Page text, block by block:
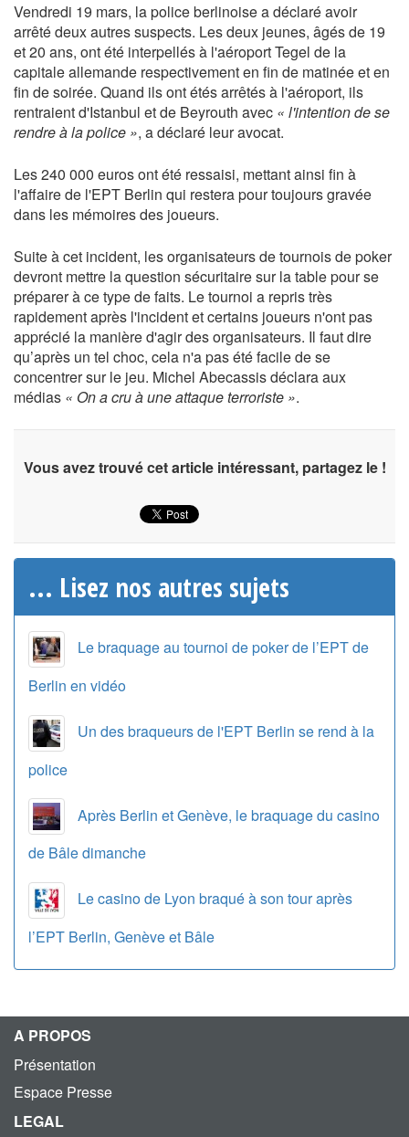
Vendredi 19 mars, la police berlinoise a déclaré avoir
arrêté deux autres suspects. Les deux jeunes, âgés de 19
et 20 ans, ont été interpellés à l'aéroport Tegel de la
capitale allemande respectivement en fin de matinée et en
fin de soirée. Quand ils ont étés arrêtés à l'aéroport, ils
rentraient d'Istanbul et de Beyrouth avec « l'intention de se
rendre à la police », a déclaré leur avocat.
Les 240 000 euros ont été ressaisi, mettant ainsi fin à
l'affaire de l'EPT Berlin qui restera pour toujours gravée
dans les mémoires des joueurs.
Suite à cet incident, les organisateurs de tournois de poker
devront mettre la question sécuritaire sur la table pour se
préparer à ce type de faits. Le tournoi a repris très
rapidement après l'incident et certains joueurs n'ont pas
apprécié la manière d'agir des organisateurs. Il faut dire
qu’après un tel choc, cela n'a pas été facile de se
concentrer sur le jeu. Michel Abecassis déclara aux
médias « On a cru à une attaque terroriste ».
Vous avez trouvé cet article intéressant, partagez le !
... Lisez nos autres sujets
Le braquage au tournoi de poker de l’EPT de
Berlin en vidéo
Un des braqueurs de l'EPT Berlin se rend à la
police
Après Berlin et Genève, le braquage du casino
de Bâle dimanche
Le casino de Lyon braqué à son tour après
l’EPT Berlin, Genève et Bâle
A PROPOS
Présentation
Espace Presse
LEGAL